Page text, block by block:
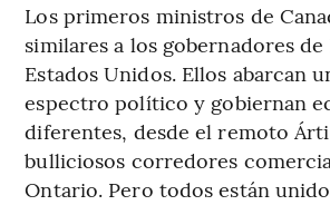
Los primeros ministros de
similares a los gobernadores de
Estados Unidos. Ellos abarcan
espectro político y gobiernan
diferentes, desde el remoto
bulliciosos corredores
Ontario. Pero todos están